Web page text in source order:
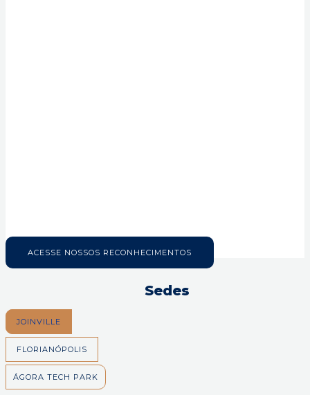
ACESSE NOSSOS RECONHECIMENTOS
Sedes
JOINVILLE
FLORIANÓPOLIS
ÁGORA TECH PARK